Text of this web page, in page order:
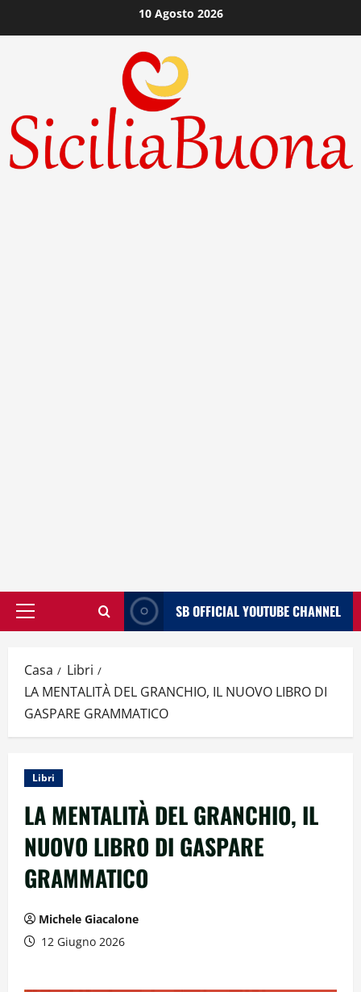
al
10 Agosto 2026
Menù
SB OFFICIAL YOUTUBE CHANNEL
Casa
Libri
LA MENTALITÀ DEL GRANCHIO, IL NUOVO LIBRO DI
GASPARE GRAMMATICO
Libri
LA MENTALITÀ DEL GRANCHIO, IL
NUOVO LIBRO DI GASPARE
GRAMMATICO
Michele Giacalone
12 Giugno 2026